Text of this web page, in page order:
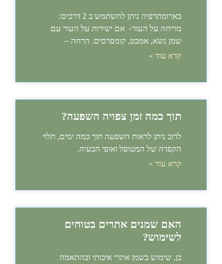
בארומתרפיה ניתן להשתמש ב 2 דרכים:
מריחה על העור- אם ישירות על העור עם
שמן נשא, אמבט, קומפרסים. הרחה –
קרא עוד »
תוך כמה זמן צפויה השפעה?
לרוב ניתן לראות השפעה תוך כמה ימים, תלוי
הקפדה של המטופל ואופי הבעיה.
קרא עוד »
האם שמנים אתרים בטוחים
לשימוש?
כן, שימוש בשמן אתרי איכותי ובהתאמה